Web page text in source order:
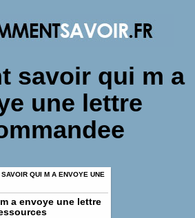
savoir qui m a
une lettre
SAVOIR QUI M A ENVOYE UNE
a envoye une lettre